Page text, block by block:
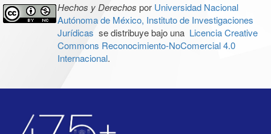
Hechos y Derechos por Universidad Nacional
Autónoma de México, Instituto de Investigaciones
Jurídicas se distribuye bajo una Licencia Creative
Commons Reconocimiento-NoComercial 4.0
Internacional.